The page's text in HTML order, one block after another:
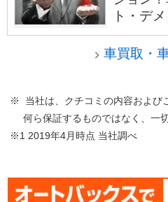
ト・デ
車買取・
※ 当社は、クチコミの内容および
何ら保証するものではなく、一
※1 2019年4月時点 当社調べ